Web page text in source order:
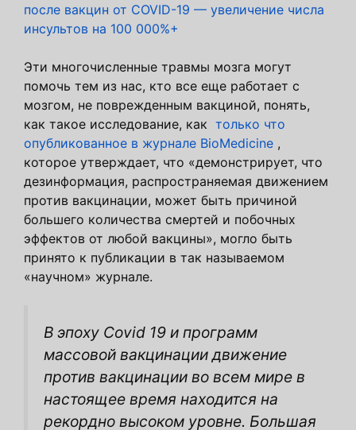
после вакцин от COVID-19 — увеличение числа
инсультов на 100 000%+
Эти многочисленные травмы мозга могут
помочь тем из нас, кто все еще работает с
мозгом, не поврежденным вакциной, понять,
как такое исследование, как только что
опубликованное в журнале BioMedicine ,
которое утверждает, что «демонстрирует, что
дезинформация, распространяемая движением
против вакцинации, может быть причиной
большего количества смертей и побочных
эффектов от любой вакцины», могло быть
принято к публикации в так называемом
«научном» журнале.
В эпоху Covid 19 и программ
массовой вакцинации движение
против вакцинации во всем мире в
настоящее время находится на
рекордно высоком уровне. Большая